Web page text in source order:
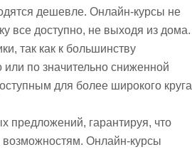
дешевле. Онлайн-курсы не
все доступно, не выходя из дома.
так как к большинству
по значительно сниженной
для более широкого круга
предложений, гарантируя, что
Онлайн-курсы